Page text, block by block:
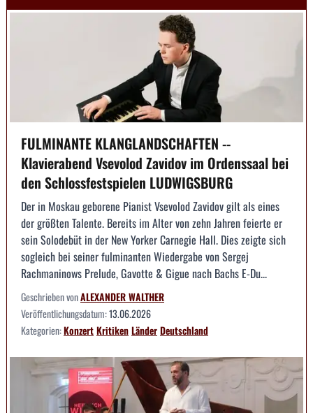
FULMINANTE KLANGLANDSCHAFTEN --
Klavierabend Vsevolod Zavidov im Ordenssaal bei
den Schlossfestspielen LUDWIGSBURG
Der in Moskau geborene Pianist Vsevolod Zavidov gilt als eines
der größten Talente. Bereits im Alter von zehn Jahren feierte er
sein Solodebüt in der New Yorker Carnegie Hall. Dies zeigte sich
sogleich bei seiner fulminanten Wiedergabe von Sergej
Rachmaninows Prelude, Gavotte & Gigue nach Bachs E-Du...
Geschrieben vonALEXANDER WALTHER
Veröffentlichungsdatum:13.06.2026
Kategorien:KonzertKritikenLänderDeutschland